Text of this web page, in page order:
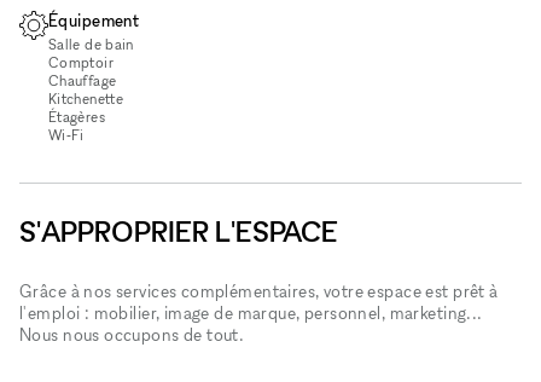
Équipement
Salle de bain
Comptoir
Chauffage
Kitchenette
Étagères
Wi‑Fi
S'APPROPRIER L'ESPACE
Grâce à nos services complémentaires, votre espace est prêt à
l'emploi : mobilier, image de marque, personnel, marketing...
Nous nous occupons de tout.